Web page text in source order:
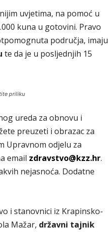
uvjetima, na pomoć u
kuna u gotovini. Pravo
područja, imaju
te da je u posljednjih 15
priliku
ureda za obnovu i
preuzeti i obrazac za
Upravnom odjelu za
email zdravstvo@kzz.hr.
nejasnoća. Dodatne
i stanovnici iz Krapinsko-
Mažar, državni tajnik